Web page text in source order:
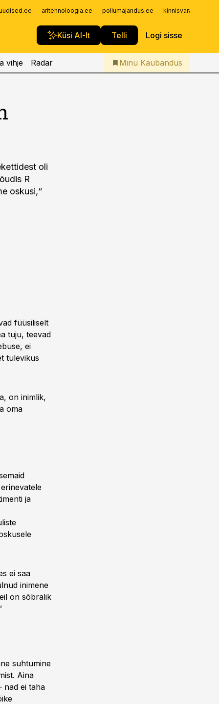
aritehnoloogia.ee pollumajandus.ee
Küsi AI-lt Telli Logi sisse
Iseteenindus
Telli Kaubandus
vihje Radar Minu Kaubandus
oli
R
oskusi,“
füüsiliselt
tuju, teevad
ei
tulevikus
on inimlik,
oma
ja
ei saa
inimene
on sõbralik
suhtumine
Aina
nad ei taha